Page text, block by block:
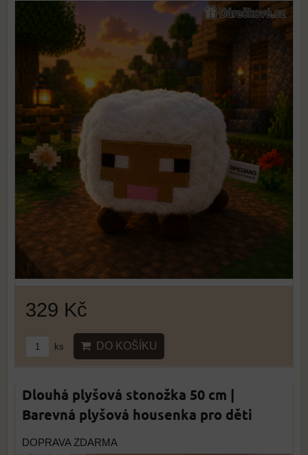
329 Kč
ks DO KOŠÍKU
Dlouhá plyšová stonožka 50 cm |
Barevná plyšová housenka pro děti
DOPRAVA ZDARMA